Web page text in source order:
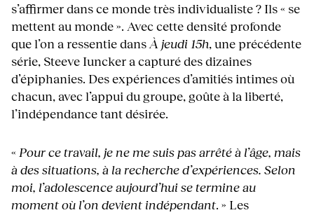
s’affirmer dans ce monde très individualiste ? Ils « se
mettent au monde ». Avec cette densité profonde
que l’on a ressentie dansÀ jeudi 15h, une précédente
série, Steeve Iuncker a capturé des dizaines
d’épiphanies. Des expériences d’amitiés intimes où
chacun, avec l’appui du groupe, goûte à la liberté,
l’indépendance tant désirée.
« Pour ce travail, je ne me suis pas arrêté à l’âge, mais
à des situations, à la recherche d’expériences. Selon
moi, l’adolescence aujourd’hui se termine au
moment où l’on devient indépendant. » Les